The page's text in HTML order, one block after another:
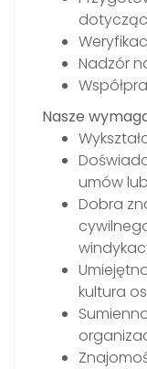
Nadzór
Nasze
umów
Dobra
kultura